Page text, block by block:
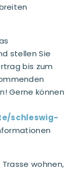
stellen Sie
bis zum
Gerne können
schleswig-
wohnen,